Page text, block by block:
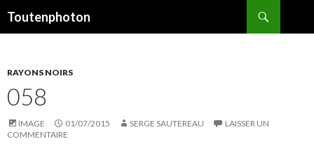
Toutenphoton
RAYONS NOIRS
058
IMAGE 01/07/2015 SERGE SAUTEREAU
LAISSER UN
COMMENTAIRE